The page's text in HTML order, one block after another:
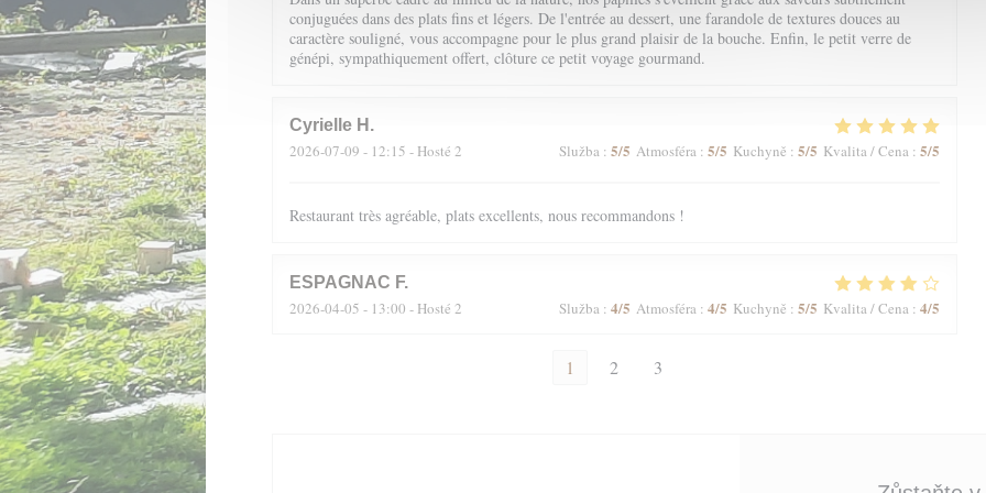
conjuguées dans des plats fins et légers. De l'entrée au dessert, une farandole de textures douces au
caractère souligné, vous accompagne pour le plus grand plaisir de la bouche. Enfin, le petit verre de
génépi, sympathiquement offert, clôture ce petit voyage gourmand.
Cyrielle H
2026-07-09 - 12:15 - Hosté 2 Služba: 5/5 Atmosféra: 5/5 Kuchyně : 5/5 Kvalita / Cena: 5/5
Restaurant très agréable, plats excellents, nous recommandons !
ESPAGNAC F
2026-04-05 - 13:00 - Hosté 2 Služba: 4/5 Atmosféra: 4/5 Kuchyně : 5/5 Kvalita / Cena: 4/5
1 2 3